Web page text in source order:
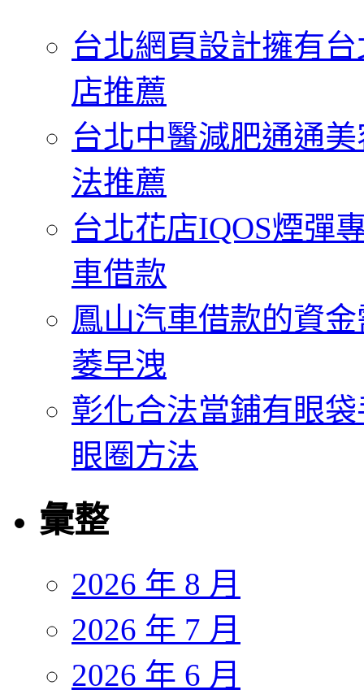
台北網頁設計擁有
店推薦
台北中醫減肥通通
法推薦
台北花店IQOS煙彈
車借款
鳳山汽車借款的資
萎早洩
彰化合法當鋪有眼
眼圈方法
彙整
2026 年 8 月
2026 年 7 月
2026 年 6 月